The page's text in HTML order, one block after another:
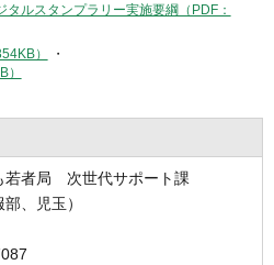
タルスタンプラリー実施要綱（PDF：
）
・
若者局 次世代サポート課
、児玉）